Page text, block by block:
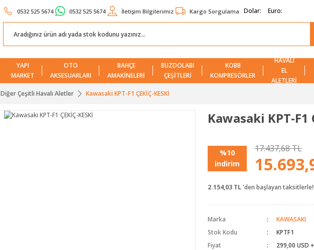
0532 525 5674 0532 525 5674 İletişim Bilgilerimiz Kargo Sorgulama Dolar: Euro:
YAPI
MARKET
OTO
AKSESUARLARI
BAHÇE
AMAKİNELERİ
BUZDOLABI
ÇEŞİTLERİ
KOBB
KOMPRESÖRLER
HAVALI
EL
ALETLERİ
Diğer Çeşitli Havalı Aletler Kawasaki KPT-F1 ÇEKİÇ-KESKİ
Kawasaki KPT-F1
%10
indirim
17.437,68 TL
2.154,03 TL'den başlayan taksitlerle!!
Marka
KAWASAKI
Stok Kodu
KPTF1
Fiyat
299,00 USD